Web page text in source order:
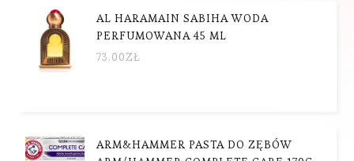
AL HARAMAIN SABIHA WODA
PERFUMOWANA 45 ML
73.00ZŁ
ARM&HAMMER PASTA DO ZĘBÓW